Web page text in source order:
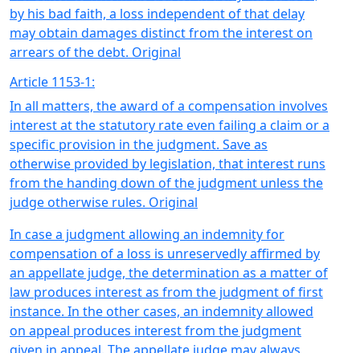
by his bad faith, a loss independent of that delay
may obtain damages distinct from the interest on
arrears of the debt. Original
Article 1153-1:
In all matters, the award of a compensation involves
interest at the statutory rate even failing a claim or a
specific provision in the judgment. Save as
otherwise provided by legislation, that interest runs
from the handing down of the judgment unless the
judge otherwise rules. Original
In case a judgment allowing an indemnity for
compensation of a loss is unreservedly affirmed by
an appellate judge, the determination as a matter of
law produces interest as from the judgment of first
instance. In the other cases, an indemnity allowed
on appeal produces interest from the judgment